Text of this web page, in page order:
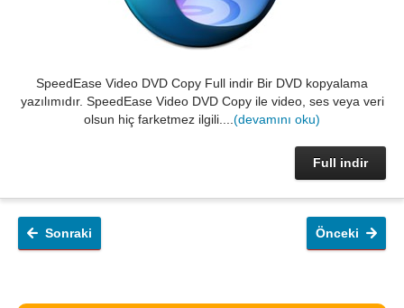
SpeedEase Video DVD Copy Full indir Bir DVD kopyalama
yazılımıdır. SpeedEase Video DVD Copy ile video, ses veya veri
olsun hiç farketmez ilgili.... (devamını oku)
Full indir
Önceki
Sonraki